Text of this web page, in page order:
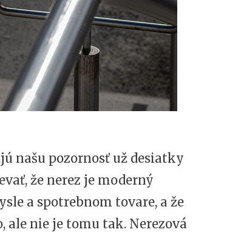
našu pozornosť už desiatky
že nerez je moderný
a spotrebnom tovare, a že
ale nie je tomu tak. Nerezová